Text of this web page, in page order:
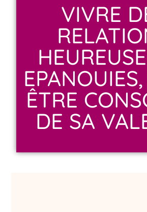
VIVRE
ÊTRE
DE SA